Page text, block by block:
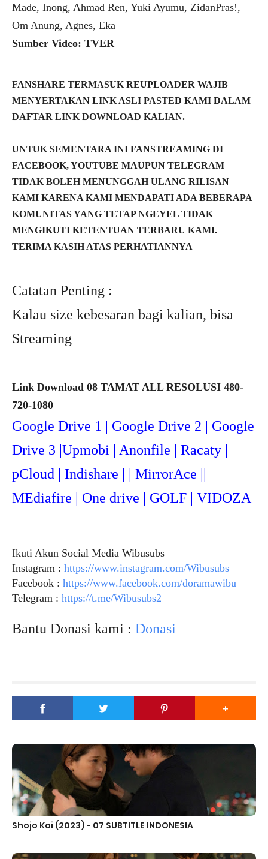
Made, Inong, Ahmad Ren, Yuki Ayumu, ZidanPras!,
Om Anung, Agnes, Eka
Sumber Video: TVER
FANSHARE TERMASUK REUPLOADER WAJIB
MENYERTAKAN LINK ASLI PASTED KAMI DALAM
DAFTAR LINK DOWNLOAD KALIAN.
UNTUK SEMENTARA INI FANSTREAMING DI
FACEBOOK, YOUTUBE MAUPUN TELEGRAM
TIDAK BOLEH MENUNGGAH ULANG RILISAN
KAMI KARENA KAMI MENDAPATI ADA BEBERAPA
KOMUNITAS YANG TETAP NGEYEL TIDAK
MENGIKUTI KETENTUAN TERBARU KAMI.
TERIMA KASIH ATAS PERHATIANNYA
Catatan Penting :
Kalau size kebesaran bagi kalian, bisa
Streaming
Link Download 08 TAMAT ALL RESOLUSI 480-
720-1080
Google Drive 1 | Google Drive 2 | Google
Drive 3 |Upmobi | Anonfile | Racaty |
pCloud | Indishare | | MirrorAce ||
MEdiafire | One drive | GOLF | VIDOZA
Ikuti Akun Social Media Wibusubs
Instagram : https://www.instagram.com/Wibusubs
Facebook : https://www.facebook.com/doramawibu
Telegram : https://t.me/Wibusubs2
Bantu Donasi kami : Donasi
Shojo Koi (2023) - 07 SUBTITLE INDONESIA